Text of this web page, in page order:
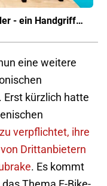
- ein Handgriff…
eine weitere
Erst kürzlich hatte
verpflichtet, ihre
Drittanbietern
. Es kommt